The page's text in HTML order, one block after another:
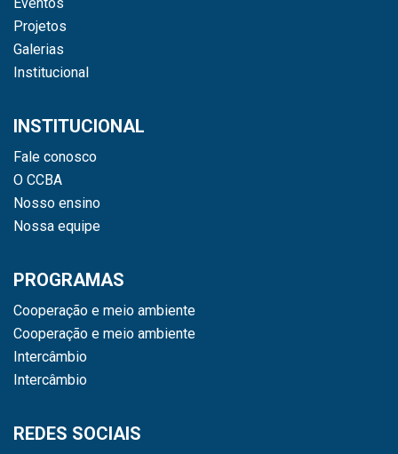
Projetos
Galerias
Institucional
INSTITUCIONAL
Fale conosco
O CCBA
Nosso ensino
Nossa equipe
PROGRAMAS
Cooperação e meio ambiente
Cooperação e meio ambiente
Intercâmbio
Intercâmbio
REDES SOCIAIS